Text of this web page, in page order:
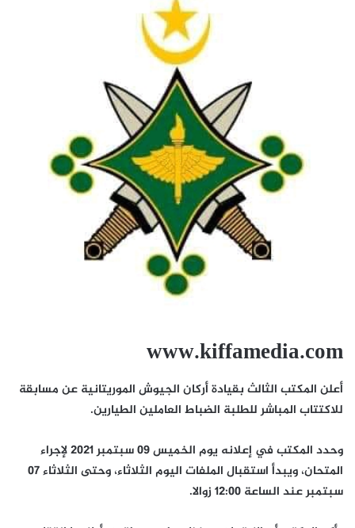
www.kiffamedia.com
أعلن المكتب الثالث بقيادة أركان الجيوش الموريتانية عن مسابقة
للاكتتاب المباشر للطلبة الضباط العاملين الطيارين.
وحدد المكتب في إعلانه يوم الخميس 09 سبتمبر 2021 لإجراء
المتحان، ويبدأ استقبال الملفات اليوم الثلاثاء، وحتى الثلاثاء 07
سبتمبر عند الساعة 12:00 زوالا.